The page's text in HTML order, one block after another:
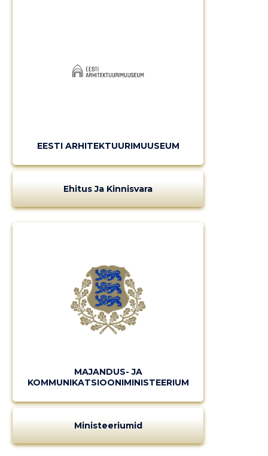
EESTI ARHITEKTUURIMUUSEUM
Ehitus Ja Kinnisvara
MAJANDUS- JA
KOMMUNIKATSIOONIMINISTEERIUM
Ministeeriumid